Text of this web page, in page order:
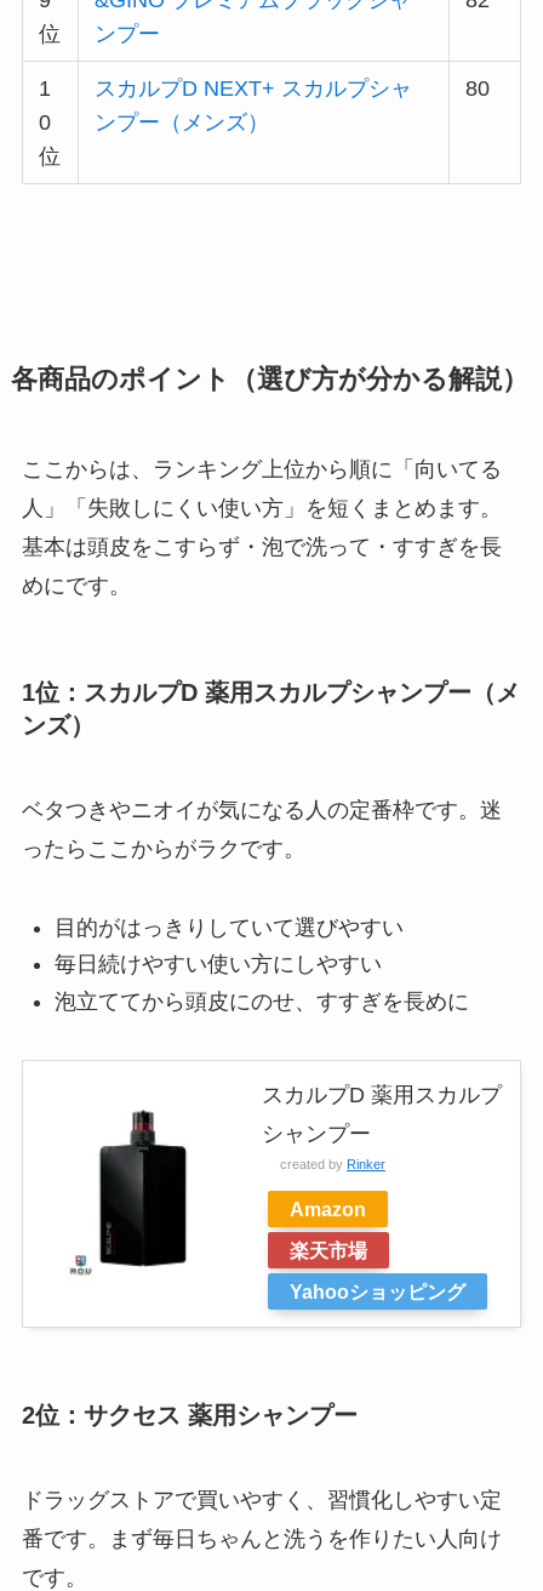
位
ンプー
1
0
位
スカルプD NEXT+ スカルプシャ
ンプー（メンズ）
80
各商品のポイント（選び方が分かる解説）
ここからは、ランキング上位から順に「向いてる
人」「失敗しにくい使い方」を短くまとめます。
基本は頭皮をこすらず・泡で洗って・すすぎを長
めにです。
1位：スカルプD 薬用スカルプシャンプー（メ
ンズ）
ベタつきやニオイが気になる人の定番枠です。迷
ったらここからがラクです。
目的がはっきりしていて選びやすい
毎日続けやすい使い方にしやすい
泡立ててから頭皮にのせ、すすぎを長めに
スカルプD 薬用スカルプ
シャンプー
created by Rinker
Amazon
楽天市場
Yahooショッピング
2位：サクセス 薬用シャンプー
ドラッグストアで買いやすく、習慣化しやすい定
番です。まず毎日ちゃんと洗うを作りたい人向け
です。